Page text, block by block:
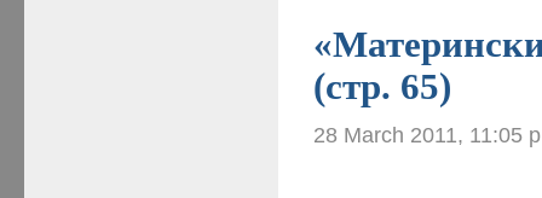
(стр. 65)
28 March 2011, 11:05